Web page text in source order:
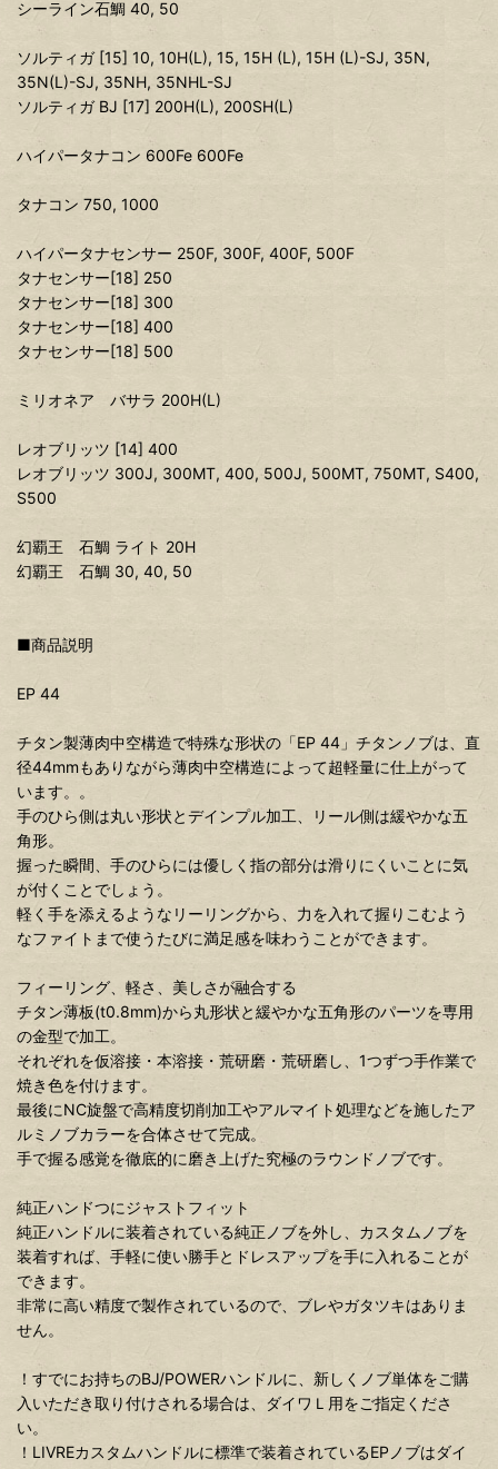
シーライン石鯛 40, 50
ソルティガ [15] 10, 10H(L), 15, 15H (L), 15H (L)-SJ, 35N,
35N(L)-SJ, 35NH, 35NHL-SJ
ソルティガ BJ [17] 200H(L), 200SH(L)
ハイパータナコン 600Fe 600Fe
タナコン 750, 1000
ハイパータナセンサー 250F, 300F, 400F, 500F
タナセンサー[18] 250
タナセンサー[18] 300
タナセンサー[18] 400
タナセンサー[18] 500
ミリオネア バサラ 200H(L)
レオブリッツ [14] 400
レオブリッツ 300J, 300MT, 400, 500J, 500MT, 750MT, S400,
S500
幻覇王 石鯛 ライト 20H
幻覇王 石鯛 30, 40, 50
■商品説明
EP 44
チタン製薄肉中空構造で特殊な形状の「EP 44」チタンノブは、直
径44mmもありながら薄肉中空構造によって超軽量に仕上がって
います。。
手のひら側は丸い形状とデインプル加工、リール側は緩やかな五
角形。
握った瞬間、手のひらには優しく指の部分は滑りにくいことに気
が付くことでしょう。
軽く手を添えるようなリーリングから、力を入れて握りこむよう
なファイトまで使うたびに満足感を味わうことができます。
フィーリング、軽さ、美しさが融合する
チタン薄板(t0.8mm)から丸形状と緩やかな五角形のパーツを専用
の金型で加工。
それぞれを仮溶接・本溶接・荒研磨・荒研磨し、1つずつ手作業で
焼き色を付けます。
最後にNC旋盤で高精度切削加工やアルマイト処理などを施したア
ルミノブカラーを合体させて完成。
手で握る感覚を徹底的に磨き上げた究極のラウンドノブです。
純正ハンドつにジャストフィット
純正ハンドルに装着されている純正ノブを外し、カスタムノブを
装着すれば、手軽に使い勝手とドレスアップを手に入れることが
できます。
非常に高い精度で製作されているので、ブレやガタツキはありま
せん。
！すでにお持ちのBJ/POWERハンドルに、新しくノブ単体をご購
入いただき取り付けされる場合は、ダイワＬ用をご指定くださ
い。
！LIVREカスタムハンドルに標準で装着されているEPノブはダイ